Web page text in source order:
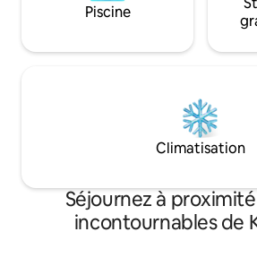
Piscine
Climatisation
Séjournez à
incontournables de